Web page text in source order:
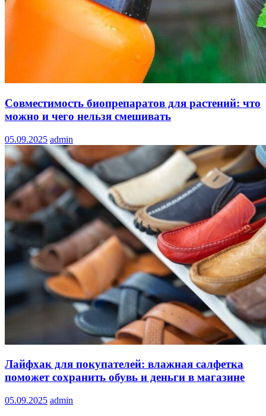
Совместимость биопрепаратов для растений: что
можно и чего нельзя смешивать
05.09.2025 admin
Лайфхак для покупателей: влажная салфетка
поможет сохранить обувь и деньги в магазине
05.09.2025 admin